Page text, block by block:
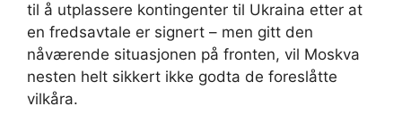
til å utplassere kontingenter til Ukraina etter at
en fredsavtale er signert – men gitt den
nåværende situasjonen på fronten, vil Moskva
nesten helt sikkert ikke godta de foreslåtte
vilkåra.